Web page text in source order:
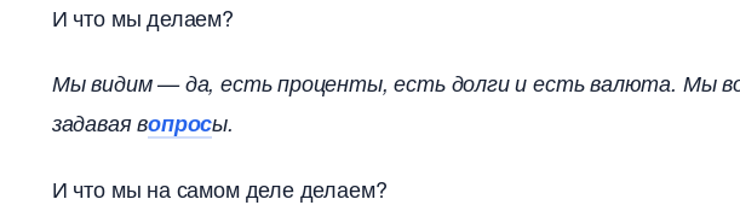
И что мы делаем?
Мы видим — да, есть проценты, есть долги и есть валюта. Мы
задаваяопросы.
И что мы на самом деле делаем?